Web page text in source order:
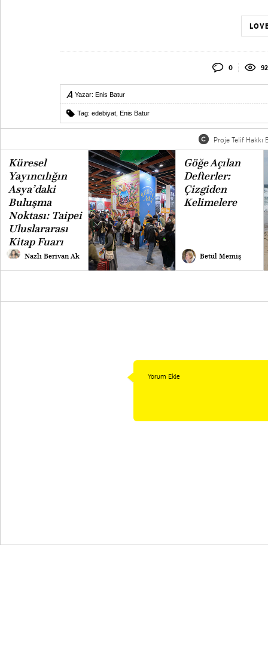
0
Yazar: Enis Batur
Tag: edebiyat Enis Batur
Proje Telif Hakkı
Küresel
Yayıncılığın
Asya’daki
Buluşma
Noktası: Taipei
Uluslararası
Kitap Fuarı
Nazlı Berivan Ak
Göğe Açılan
Defterler:
Çizgiden
Kelimelere
Betül Memiş